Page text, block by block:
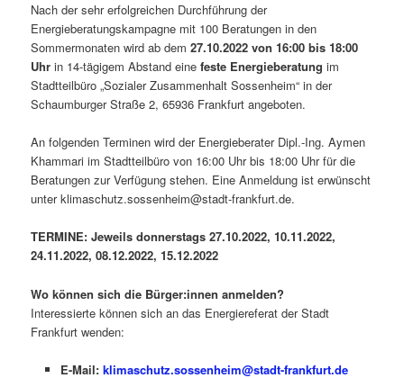
Nach der sehr erfolgreichen Durchführung der
Energieberatungskampagne mit 100 Beratungen in den
Sommermonaten wird ab dem27.10.2022 von 16:00 bis 18:00
Uhr in 14-tägigem Abstand einefeste Energieberatung im
Stadtteilbüro „Sozialer Zusammenhalt Sossenheim“ in der
Schaumburger Straße 2, 65936 Frankfurt angeboten.
An folgenden Terminen wird der Energieberater Dipl.-Ing. Aymen
Khammari im Stadtteilbüro von 16:00 Uhr bis 18:00 Uhr für die
Beratungen zur Verfügung stehen. Eine Anmeldung ist erwünscht
unter klimaschutz.sossenheim@stadt-frankfurt.de.
TERMINE: Jeweils donnerstags 27.10.2022, 10.11.2022,
24.11.2022, 08.12.2022, 15.12.2022
Wo können sich die Bürger:innen anmelden?
Interessierte können sich an das Energiereferat der Stadt
Frankfurt wenden:
E-Mail: klimaschutz.sossenheim@stadt-frankfurt.de